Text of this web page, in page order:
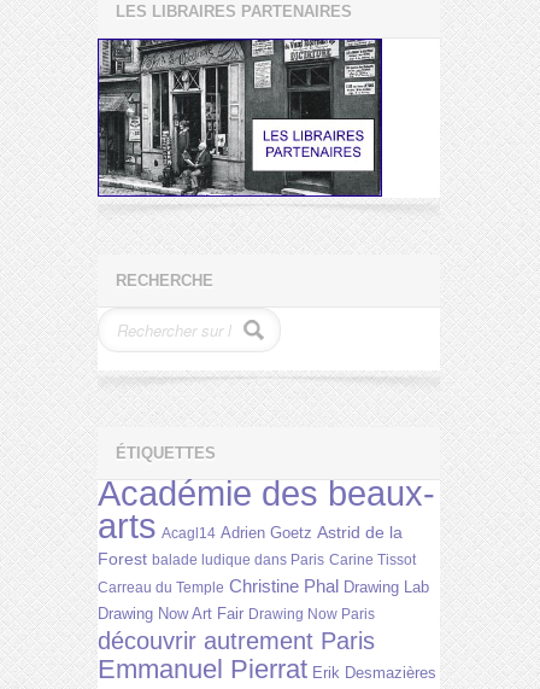
LES LIBRAIRES PARTENAIRES
RECHERCHE
ÉTIQUETTES
Académie des beaux-
arts Acagl14 Adrien Goetz Astrid de la
Forest balade ludique dans Paris Carine Tissot
Carreau du Temple Christine Phal Drawing Lab
Drawing Now Art Fair Drawing Now Paris
découvrir autrement Paris
Emmanuel Pierrat Erik Desmazières